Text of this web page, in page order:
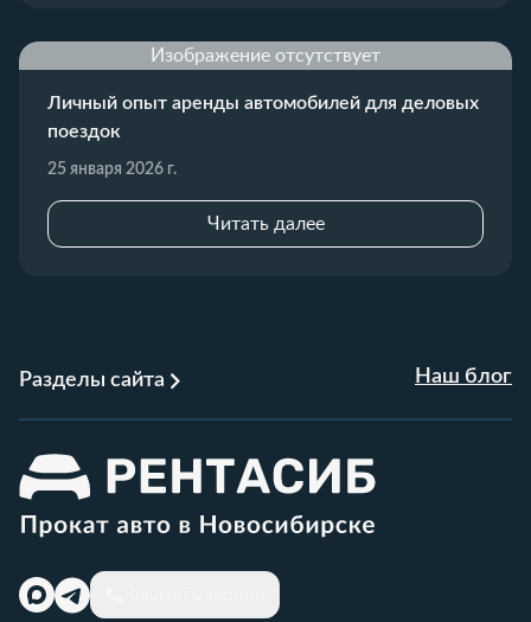
Изображение отсутствует
Личный опыт аренды автомобилей для деловых
поездок
25 января 2026 г.
Читать далее
Разделы сайта Наш блог